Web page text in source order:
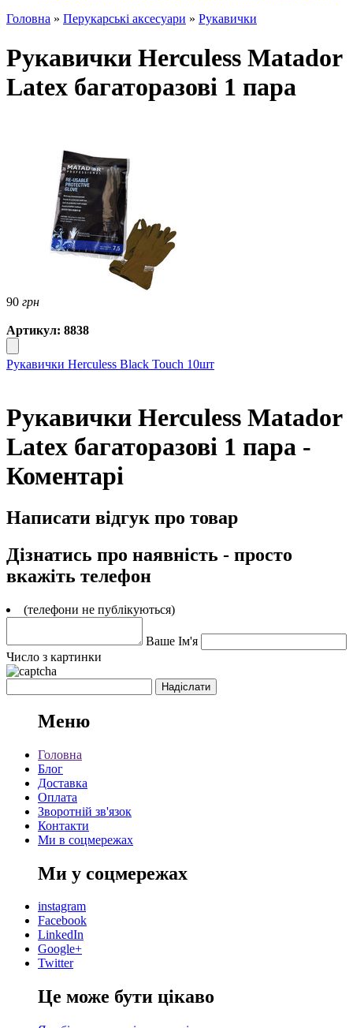
Головна » Перукарські аксесуари » Рукавички
Рукавички Herculess Matador
Latex багаторазові 1 пара
90 грн
Артикул: 8838
Рукавички Herculess Black Touch 10шт
Рукавички Herculess Matador
Latex багаторазові 1 пара -
Коментарі
Написати відгук про товар
Дізнатись про наявність - просто
вкажіть телефон
(телефони не публікуються)
Ваше Ім'я
Число з картинки
Меню
Головна
Блог
Доставка
Оплата
Зворотній зв'язок
Контакти
Ми в соцмережах
Ми у соцмережах
instagram
Facebook
LinkedIn
Google+
Twitter
Це може бути цікаво